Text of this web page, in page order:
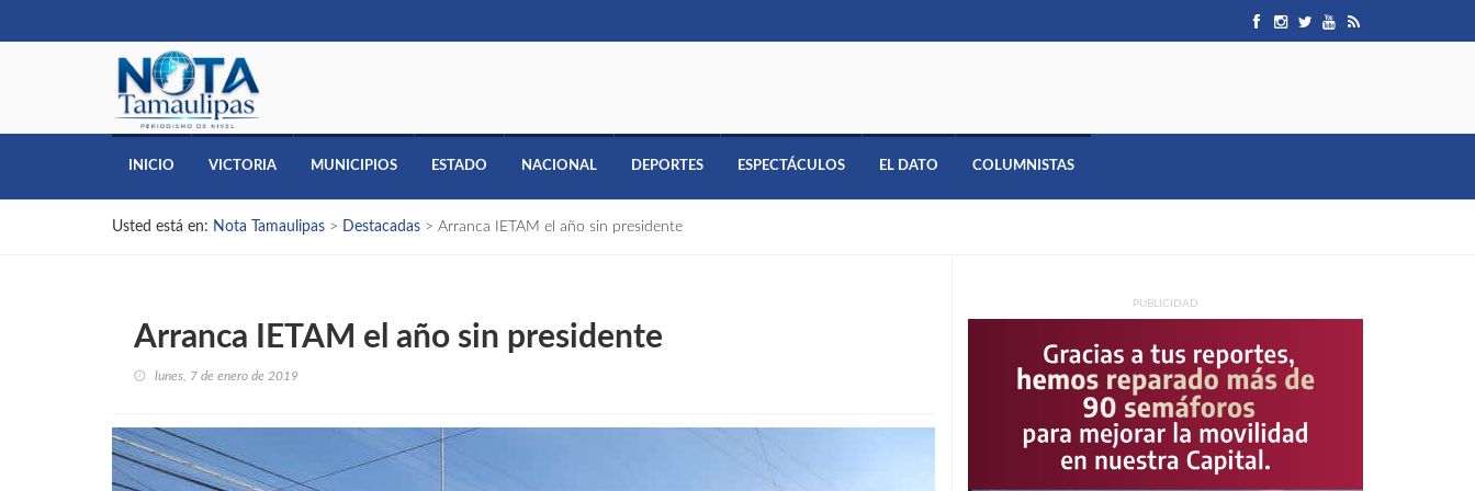
INICIO VICTORIA MUNICIPIOS ESTADO NACIONAL DEPORTES ESPECTÁCULOS EL DATO COLUMNISTAS
Usted está en: Nota Tamaulipas > Destacadas > Arranca IETAM el año sin presidente
Arranca IETAM el año sin presidente
lunes, 7 de enero de 2019
PUBLICIDAD